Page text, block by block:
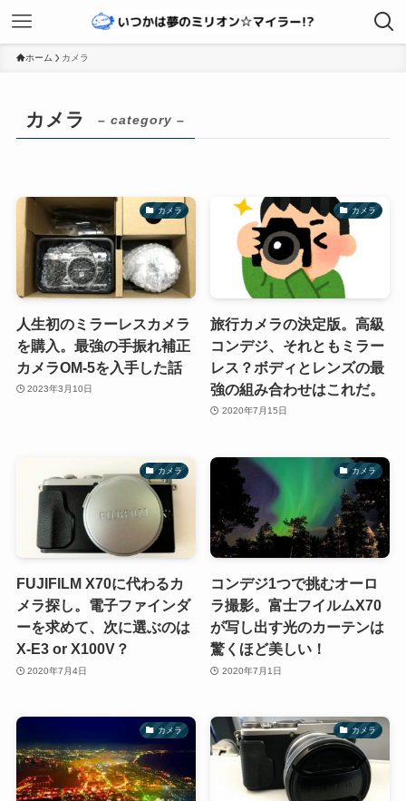
ホーム カメラ
カメラ – category –
カメラ
人生初のミラーレスカメラ
を購入。最強の手振れ補正
カメラOM-5を入手した話
2023年3月10日
カメラ
旅行カメラの決定版。高級
コンデジ、それともミラー
レス？ボディとレンズの最
強の組み合わせはこれだ。
2020年7月15日
カメラ
FUJIFILM X70に代わるカ
メラ探し。電子ファインダ
ーを求めて、次に選ぶのは
X-E3 or X100V？
2020年7月4日
カメラ
コンデジ1つで挑むオーロ
ラ撮影。富士フイルムX70
が写し出す光のカーテンは
驚くほど美しい！
2020年7月1日
カメラ カメラ